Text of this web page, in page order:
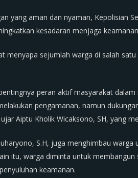
yang aman dan nyaman, Kepolisian
kesadaran menjaga
menyapa sejumlah warga di salah
peran aktif masyarakat
pengamanan, namun
Aiptu Kholik Wicaksono, SH, yang
S.H, juga menghimbau
itu, warga diminta untuk
keamanan.